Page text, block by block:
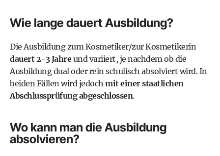
Wie lange dauert Ausbildung?
Die Ausbildung zum Kosmetiker/zur Kosmetikerin
dauert 2-3 Jahreund variiert, je nachdem ob die
Ausbildung dual oder rein schulisch absolviert wird. In
beiden Fällen wird jedoch mit einer staatlichen
Abschlussprüfung abgeschlossen.
Wo kann man die Ausbildung
absolvieren?